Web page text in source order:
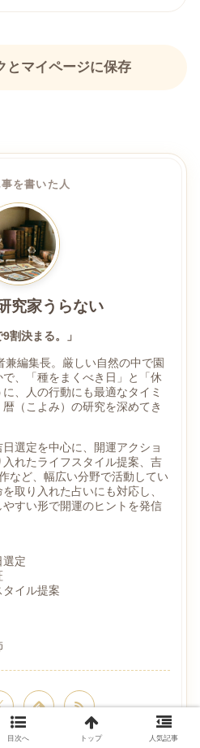
マイページに保存
を書いた人
究家うらない
割決まる。」
編集長。厳しい自然の中で園
、「種をまくべき日」と「休
、人の行動にも最適なタイミ
（こよみ）の研究を深めてき
選定を中心に、開運アクショ
れたライフスタイル提案、吉
など、幅広い分野で活動してい
取り入れた占いにも対応し、
すい形で開運のヒントを発信
選定
イル提案
目次へ トップ 人気記事